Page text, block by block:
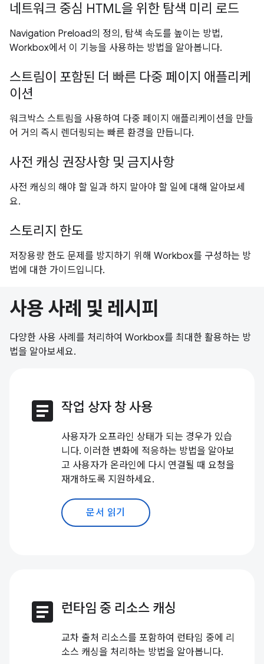
네트워크 중심 HTML을 위한 탐색 미리 로드
Navigation Preload의 정의, 탐색 속도를 높이는 방법,
Workbox에서 이 기능을 사용하는 방법을 알아봅니다.
스트림이 포함된 더 빠른 다중 페이지 애플리케
이션
워크박스 스트림을 사용하여 다중 페이지 애플리케이션을 만들
어 거의 즉시 렌더링되는 빠른 환경을 만듭니다.
사전 캐싱 권장사항 및 금지사항
사전 캐싱의 해야 할 일과 하지 말아야 할 일에 대해 알아보세
요.
스토리지 한도
저장용량 한도 문제를 방지하기 위해 Workbox를 구성하는 방
법에 대한 가이드입니다.
사용 사례 및 레시피
다양한 사용 사례를 처리하여 Workbox를 최대한 활용하는 방
법을 알아보세요.
article 작업 상자 창 사용
사용자가 오프라인 상태가 되는 경우가 있습
니다. 이러한 변화에 적응하는 방법을 알아보
고 사용자가 온라인에 다시 연결될 때 요청을
재개하도록 지원하세요.
문서 읽기
article 런타임 중 리소스 캐싱
교차 출처 리소스를 포함하여 런타임 중에 리
소스 캐싱을 처리하는 방법을 알아봅니다.